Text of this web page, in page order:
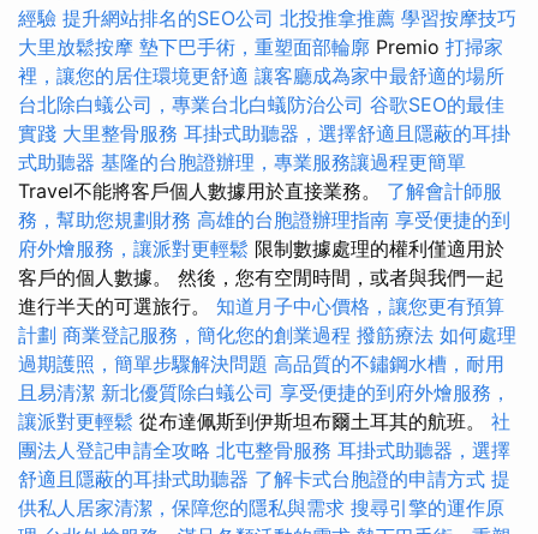
經驗 提升網站排名的SEO公司 北投推拿推薦 學習按摩技巧
大里放鬆按摩 墊下巴手術，重塑面部輪廓 Premio 打掃家
裡，讓您的居住環境更舒適 讓客廳成為家中最舒適的場所
台北除白蟻公司，專業台北白蟻防治公司 谷歌SEO的最佳
實踐 大里整骨服務 耳掛式助聽器，選擇舒適且隱蔽的耳掛
式助聽器 基隆的台胞證辦理，專業服務讓過程更簡單
Travel不能將客戶個人數據用於直接業務。 了解會計師服
務，幫助您規劃財務 高雄的台胞證辦理指南 享受便捷的到
府外燴服務，讓派對更輕鬆 限制數據處理的權利僅適用於
客戶的個人數據。 然後，您有空閒時間，或者與我們一起
進行半天的可選旅行。 知道月子中心價格，讓您更有預算
計劃 商業登記服務，簡化您的創業過程 撥筋療法 如何處理
過期護照，簡單步驟解決問題 高品質的不鏽鋼水槽，耐用
且易清潔 新北優質除白蟻公司 享受便捷的到府外燴服務，
讓派對更輕鬆 從布達佩斯到伊斯坦布爾土耳其的航班。 社
團法人登記申請全攻略 北屯整骨服務 耳掛式助聽器，選擇
舒適且隱蔽的耳掛式助聽器 了解卡式台胞證的申請方式 提
供私人居家清潔，保障您的隱私與需求 搜尋引擎的運作原